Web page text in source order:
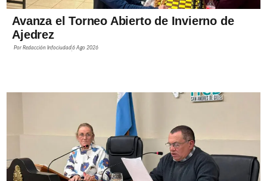
Avanza el Torneo Abierto de Invierno de
Ajedrez
PorRedacción Infociudad6 Ago 2026